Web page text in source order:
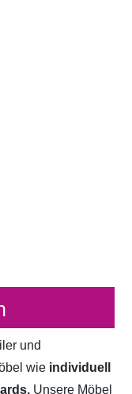
und
wie individuell
Unsere Möbel